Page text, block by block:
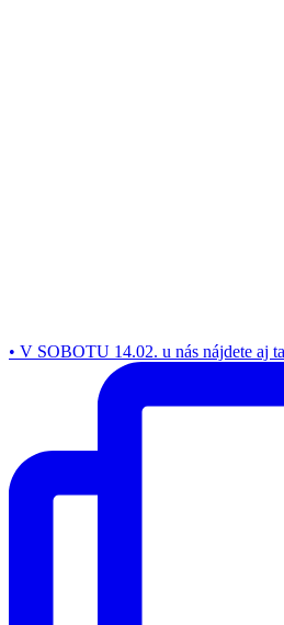
• V SOBOTU 14.02. u nás nájdete aj